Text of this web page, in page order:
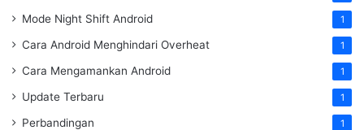
Mode Night Shift Android 1
Cara Android Menghindari Overheat 1
Cara Mengamankan Android 1
Update Terbaru 1
Perbandingan 1